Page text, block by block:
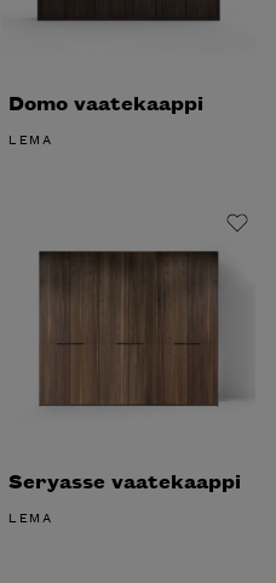
Domo vaatekaappi
LEMA
Seryasse vaatekaappi
LEMA